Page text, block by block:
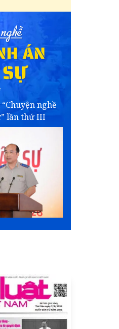
nghề
lần thứ III